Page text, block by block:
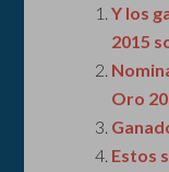
Y los
2015
Oro
Estos